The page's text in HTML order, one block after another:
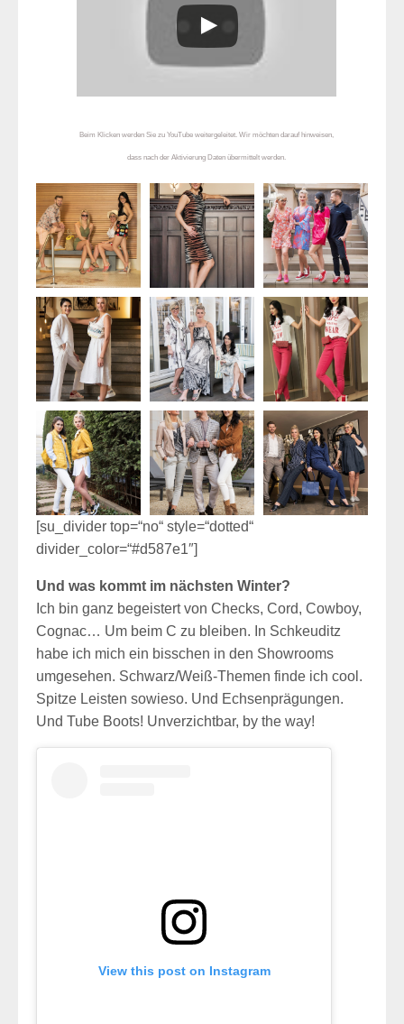
Beim Klicken werden Sie zu YouTube weitergeleitet. Wir möchten darauf hinweisen,
dass nach der Aktivierung Daten übermittelt werden.
[su_divider top=“no“ style=“dotted“
divider_color=“#d587e1″]
Und was kommt im nächsten Winter?
Ich bin ganz begeistert von Checks, Cord, Cowboy,
Cognac… Um beim C zu bleiben. In Schkeuditz
habe ich mich ein bisschen in den Showrooms
umgesehen. Schwarz/Weiß-Themen finde ich cool.
Spitze Leisten sowieso. Und Echsenprägungen.
Und Tube Boots! Unverzichtbar, by the way!
View this post on Instagram